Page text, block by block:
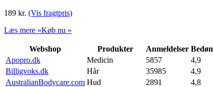
189 kr. (Vis fragtpris)
Læs mere »Køb nu »
Webshop Produkter Anmeldelser
Apopro.dk
Medicin 5857 4,9
Billigvoks.dk
Hår 35985 4,9
AustralianBodycare.com Hud 2891 4,8